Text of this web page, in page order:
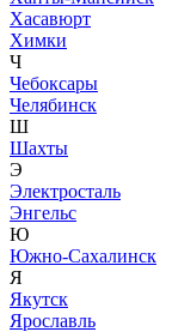
Хасавюрт
Химки
Ч
Чебоксары
Челябинск
Ш
Шахты
Э
Электросталь
Энгельс
Ю
Южно-Сахалинск
Я
Якутск
Ярославль